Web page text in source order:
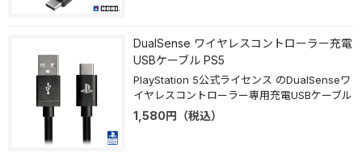
DualSense ワイヤレスコントローラー充電
USBケーブル PS5
PlayStation 5公式ライセンス のDualSenseワ
イヤレスコントローラー専用充電USBケーブル
1,580円 （税込）